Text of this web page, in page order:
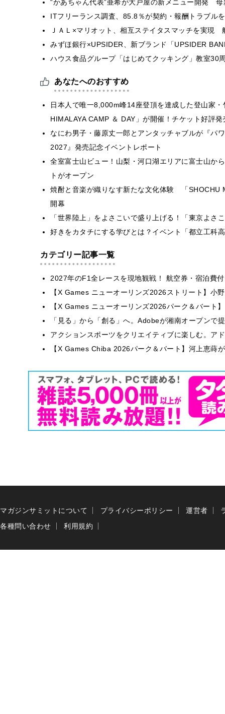
“かあちゃん代表”亜希が大戸屋の新メニュー開発
ITフリーランス調査、85.8％が契約・報酬トラブ
ＪＡＬ×マリオット、相互ステイタスマッチを実現
みずほ銀行×UPSIDER、新ブランド「UPSIDER
ハウス食品グループ「はじめてクッキング」教室
あなたへのおすすめ
日本人で唯一8,000m峰14座登頂を達成した登山家
HIMALAYA CAMP ＆ DAY」が開催！チケット好評発
なにわ男子・藤原丈一郎とアンタッチャブルが『パ
2027』発売記念イベントレポート
全室富士山ビュー！山梨・河口湖エリアに富士山か
トがオープン
焼酎と音楽が織りなす新たな文化体験 「SHOCHU
開幕
「世界陸上」をよさこいで盛り上げる！「東京よさ
好きをカタチにする学びとは？イベント「都立工科
カテゴリー記事一覧
2027年のF1全レースを現地観戦！ 航空券・宿泊費
【X Games ニューオーリンズ2026ストリート】小
【X Games ニューオーリンズ2026パーク＆バート
「見る」から「創る」へ。Adobeが湘南オープンで
アクションスポーツをクリエイティブに楽しむ。ア
【X Games Chiba 2026パーク＆バート】河上恵蒔
マガジンサミットについて プライバシーポリシー 運営者
各種問い合わせ
利用規約